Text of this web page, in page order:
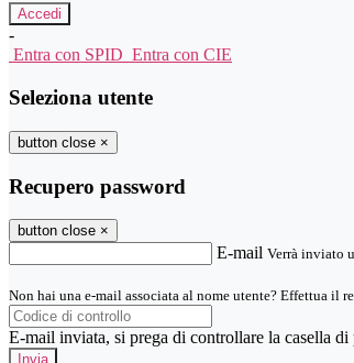
-
Entra con SPID Entra con CIE
Seleziona utente
button close ×
Recupero password
button close ×
E-mail Verrà inviato
Non hai una e-mail associata al nome utente? Effettua il
E-mail inviata, si prega di controllare la casella di